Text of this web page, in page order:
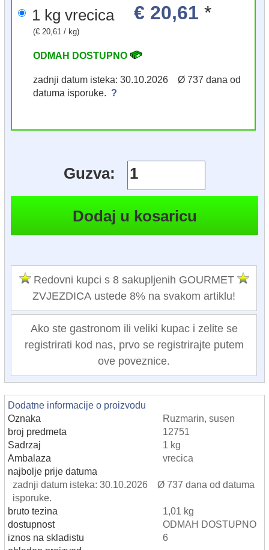
1 kg vrecica € 20,61 *
(€ 20,61 / kg)
ODMAH DOSTUPNO
zadnji datum isteka: 30.10.2026 Ø 737 dana od
datuma isporuke. ?
Guzva:
Redovni kupci s 8 sakupljenih GOURMET
ZVJEZDICA ustede 8% na svakom artiklu!
Ako ste gastronom ili veliki kupac i zelite se
registrirati kod nas, prvo se registrirajte putem
ove poveznice.
Dodatne informacije o proizvodu
Oznaka
Ruzmarin, susen
broj predmeta
12751
Sadrzaj
1 kg
Ambalaza
vrecica
najbolje prije datuma
zadnji datum isteka: 30.10.2026 Ø 737 dana od datuma
isporuke.
bruto tezina
1,01 kg
dostupnost
ODMAH DOSTUPNO
iznos na skladistu
6